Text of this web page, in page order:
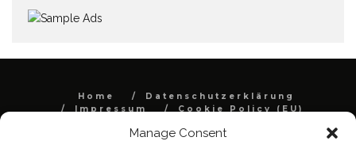
Manage Consent
Home
Datenschutzerklärung
Impressum
Cookie Policy (EU)
Copyright © Blendo 2026 . Vorarlberg,